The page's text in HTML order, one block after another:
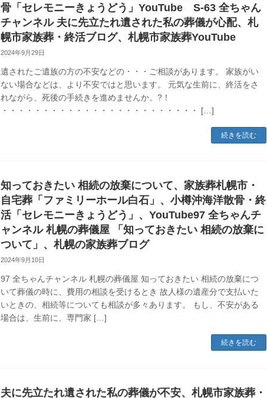
骨「セレモニーきょうどう」YouTube S-63 全ちゃん
チャンネル 夫に先立たれ遺された私の葬儀が心配、札
幌市家族葬・終活ブログ、札幌市家族葬YouTube
2024年9月29日
遺されたご遺族の方の不安などの・・・ご相談があります。 家族がい
ない場合などは、より不安ではと思います。 元気な生前に、終活をさ
れながら、死後の手続きを進めませんか。?！
・・・・・・・・・・・・・・・・・・・・・・・・ […]
続きを読む
知っておきたい 相続の放棄について、家族葬札幌市・
自宅葬「ファミリーホール白石」、小樽沖海洋散骨・終
活「セレモニーきょうどう」、YouTube97 全ちゃんチ
ャンネル 札幌の葬儀屋 「知っておきたい 相続の放棄に
ついて」、札幌の家族葬ブログ
2024年9月10日
97 全ちゃんチャンネル 札幌の葬儀屋 知っておきたい 相続の放棄につ
いて葬儀の時に、費用の相談を受けるとき 故人様の遺産分で支払いた
いときの、相続等についても相談が多々あります。 もし、不安がある
場合は、生前に、専門家 […]
続きを読む
夫に先立たれ遺された私の葬儀が不安、札幌市家族葬・